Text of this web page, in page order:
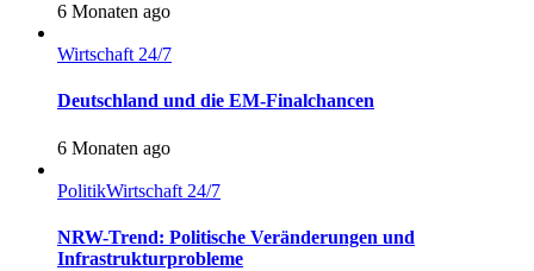
6 Monaten ago
Wirtschaft 24/7
Deutschland und die EM-Finalchancen
6 Monaten ago
PolitikWirtschaft 24/7
NRW-Trend: Politische Veränderungen und
Infrastrukturprobleme